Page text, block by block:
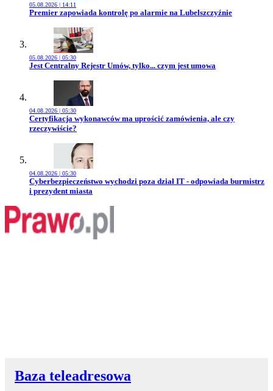
05.08.2026 | 14:11
Przejdź do artykułu:
Premier zapowiada kontrolę po alarmie na Lubelszczyźnie
05.08.2026 | 05:30
Przejdź do artykułu:
Jest Centralny Rejestr Umów, tylko... czym jest umowa
04.08.2026 | 05:30
Przejdź do artykułu:
Certyfikacja wykonawców ma uprościć zamówienia, ale czy
rzeczywiście?
04.08.2026 | 05:30
Przejdź do artykułu:
Cyberbezpieczeństwo wychodzi poza dział IT - odpowiada burmistrz
i prezydent miasta
Baza teleadresowa